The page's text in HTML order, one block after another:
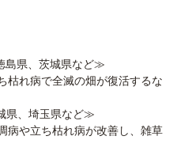
県、茨城県など≫
れ病で全滅の畑が復活するな
、埼玉県など≫
や立ち枯れ病が改善し、雑草